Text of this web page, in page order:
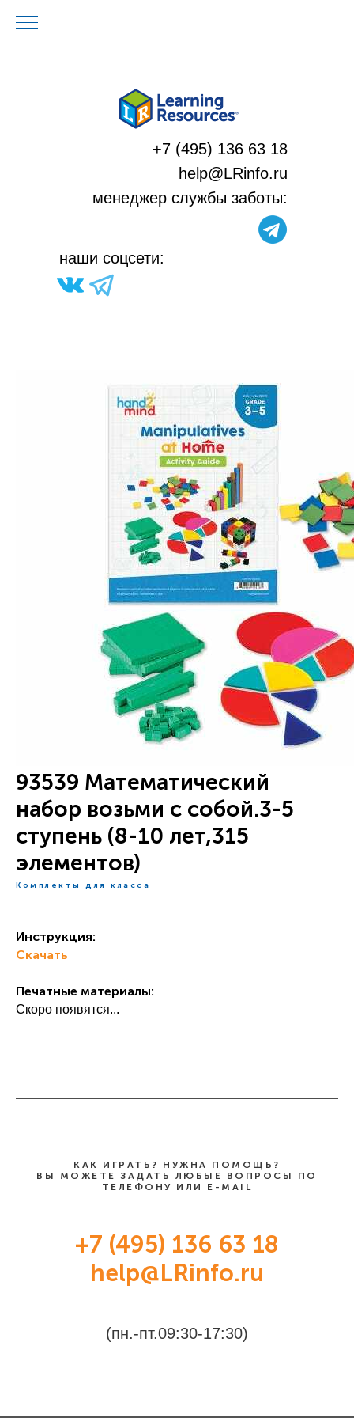
+7 (495) 136 63 18
help@LRinfo.ru
менеджер службы заботы:
наши соцсети:
93539 Математический
набор возьми с собой.3-5
ступень (8-10 лет,315
элементов)
Комплекты для класса
Инструкция:
Скачать
Печатные материалы:
Скоро появятся...
КАК ИГРАТЬ? НУЖНА ПОМОЩЬ?
ВЫ МОЖЕТЕ ЗАДАТЬ ЛЮБЫЕ ВОПРОСЫ ПО
ТЕЛЕФОНУ ИЛИ E-MAIL
+7 (495) 136 63 18
help@LRinfo.ru
(пн.-пт.09:30-17:30)